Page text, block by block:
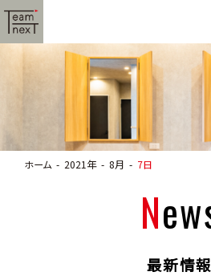
ホーム 2021年 8月 7日
最新情報